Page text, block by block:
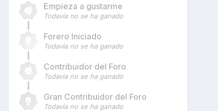
Empieza a gustarme
Todavía no se ha ganado
Forero Iniciado
Todavía no se ha ganado
Contribuidor del Foro
Todavía no se ha ganado
Gran Contribuidor del Foro
Todavía no se ha ganado